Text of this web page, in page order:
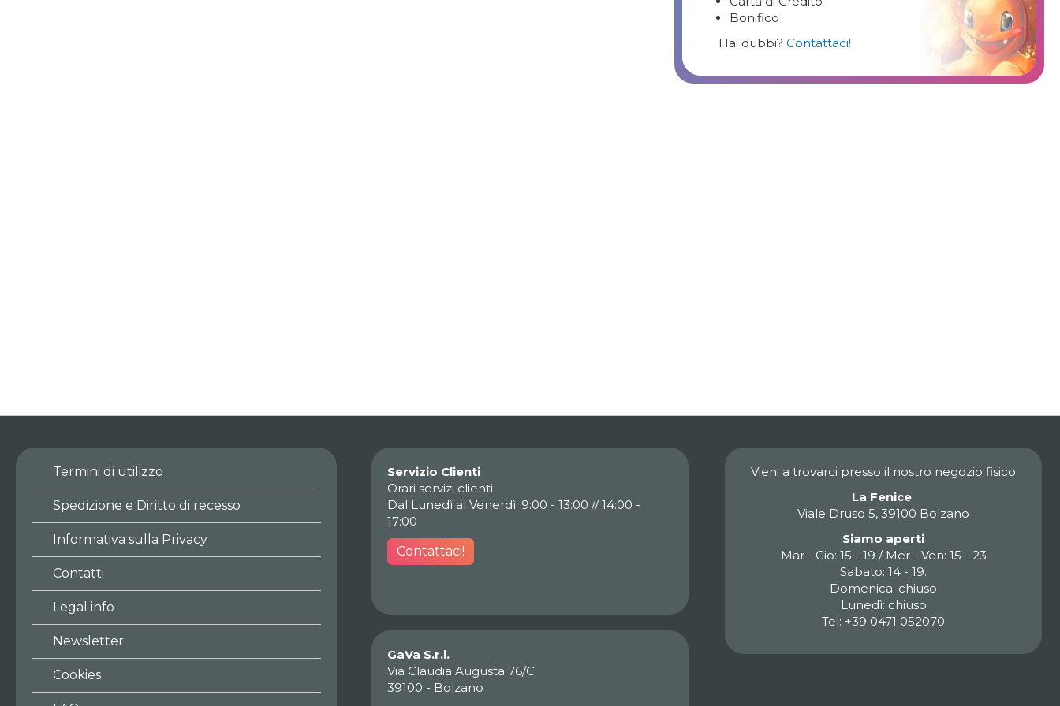
Bonifico
Hai dubbi?Contattaci!
Termini di utilizzo
Spedizione e Diritto di recesso
Informativa sulla Privacy
Contatti
Legal info
Newsletter
Cookies
Servizio Clienti
Orari servizi clienti
Dal Lunedì al Venerdì: 9:00 - 13:00 // 14:00 -
17:00
Contattaci!
GaVa S.r.l.
Via Claudia Augusta 76/C
39100 - Bolzano
Vieni a trovarci presso il nostro negozio fisico
La Fenice
Viale Druso 5, 39100 Bolzano
Siamo aperti
Mar - Gio: 15 - 19 / Mer - Ven: 15 - 23
Sabato: 14 - 19.
Domenica: chiuso
Lunedì: chiuso
Tel: +39 0471 052070